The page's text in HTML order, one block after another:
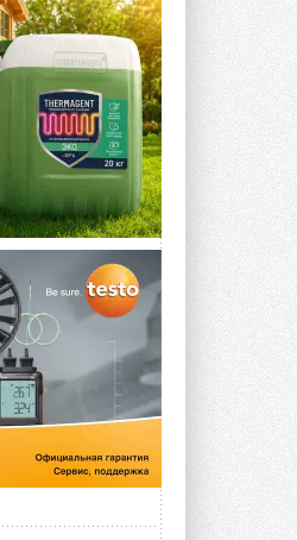
насос PV/T
испарителем
...
форум
2-3 сентября в
Форум
тысяч участников ...
представила
насосов
R290
All-In-One
...
в связке с
и
60%
установили ...